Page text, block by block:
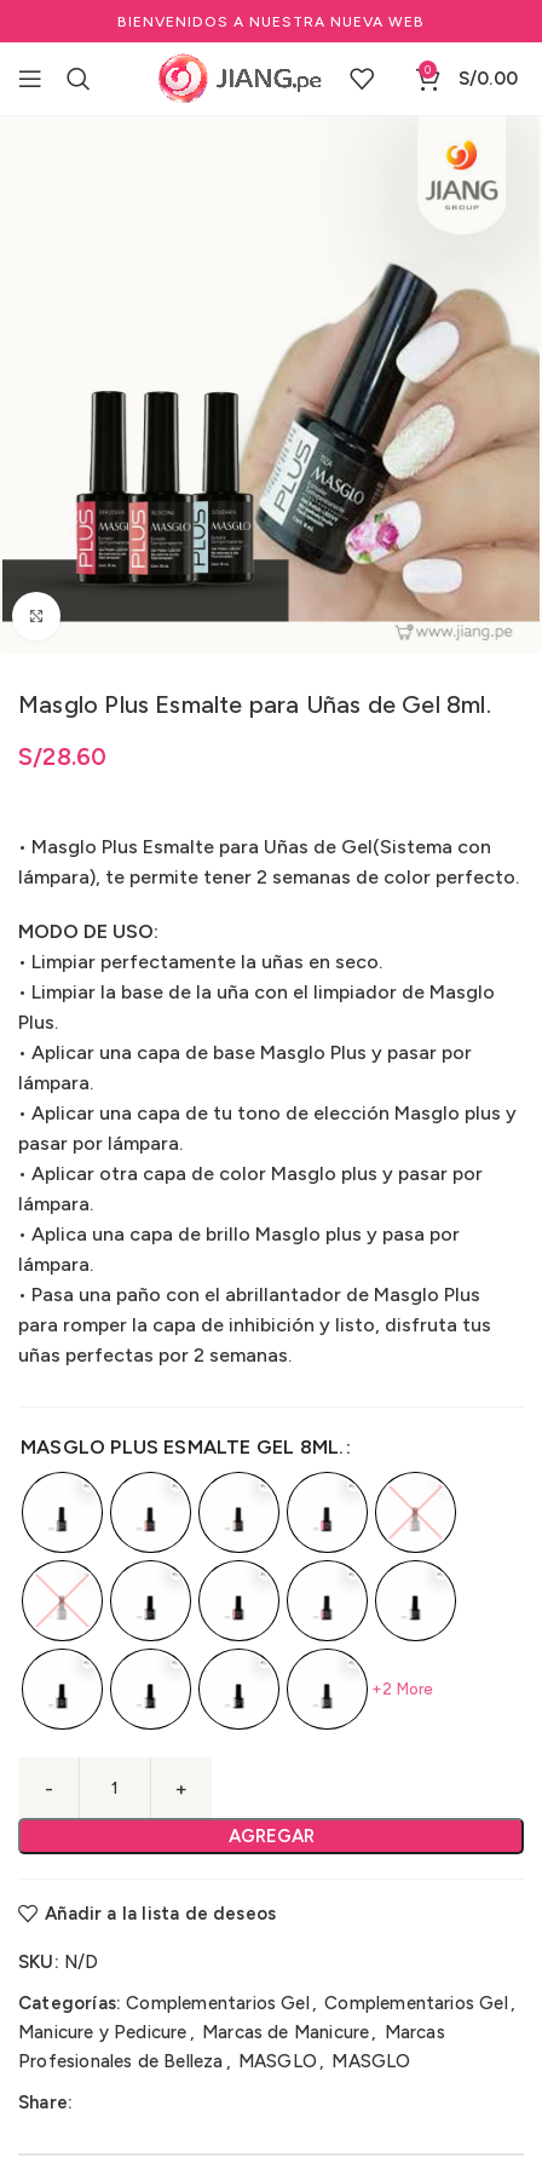
BIENVENIDOS A NUESTRA NUEVA WEB
0 S/0.00
MASGLO
Masglo Plus Esmalte para Uñas de Gel 8ml.
S/28.60
S/28.60
• Masglo Plus Esmalte para Uñas de Gel(Sistema con
lámpara), te permite tener 2 semanas de color perfecto.
MODO DE USO:
• Limpiar perfectamente la uñas en seco.
• Limpiar la base de la uña con el limpiador de Masglo
Plus.
• Aplicar una capa de base Masglo Plus y pasar por
lámpara.
• Aplicar una capa de tu tono de elección Masglo plus y
pasar por lámpara.
• Aplicar otra capa de color Masglo plus y pasar por
lámpara.
• Aplica una capa de brillo Masglo plus y pasa por
lámpara.
• Pasa una paño con el abrillantador de Masglo Plus
para romper la capa de inhibición y listo, disfruta tus
uñas perfectas por 2 semanas.
MASGLO PLUS ESMALTE GEL 8ML.
+2 More
AGREGAR
Añadir a la lista de deseos
SKU: N/D
Categorías: Complementarios Gel, Complementarios Gel,
Manicure y Pedicure , Marcas de Manicure, Marcas
Profesionales de Belleza , MASGLO , MASGLO
Share: